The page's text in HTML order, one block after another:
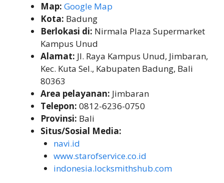
Map: Google Map
Kota: Badung
Berlokasi di: Nirmala Plaza Supermarket
Kampus Unud
Alamat: Jl. Raya Kampus Unud, Jimbaran,
Kec. Kuta Sel., Kabupaten Badung, Bali
80363
Area pelayanan: Jimbaran
Telepon: 0812-6236-0750
Provinsi: Bali
Situs/Sosial Media:
navi.id
www.starofservice.co.id
indonesia.locksmithshub.com